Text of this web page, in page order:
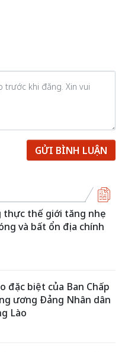
GỬI BÌNH LUẬN
thực thế giới tăng nhẹ
và bất ổn địa chính
đặc biệt của Ban Chấp
ương Đảng Nhân dân
Lào